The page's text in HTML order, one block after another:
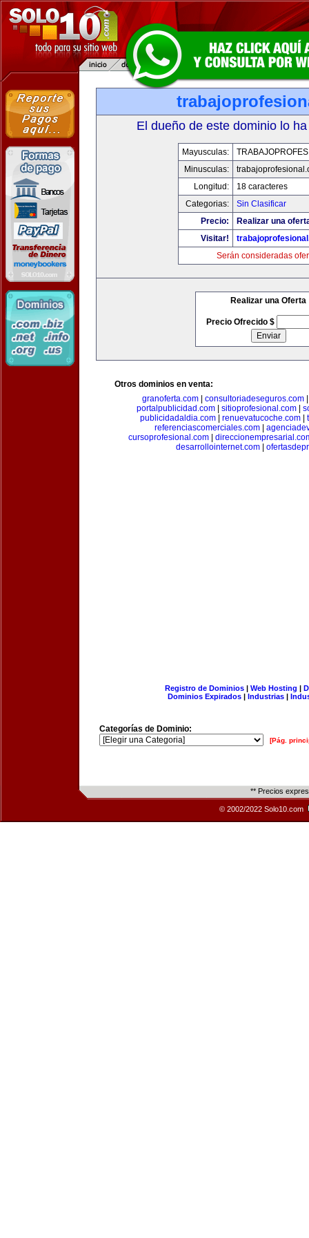
El dueño de este dominio lo
Mayusculas:
Minusculas:
Longitud:
18 caracteres
Categorias:
Sin Clasificar
Precio:
Realizar una
Visitar!
Serán consideradas
Realizar una Oferta
Precio Ofrecido $
Otros dominios en venta:
granoferta.com| consultoriadeseguros.com
portalpublicidad.com
sitioprofesional.com
publicidadaldia.com| renuevatucoche.com|
referenciascomerciales.com
cursoprofesional.com|
desarrollointernet.com
Registro de Dominios| Web Hosting |
Dominios Expirados | Industrias |
Categorías de Dominio:
[Pág.
** Precios
© 2002/2022 Solo10.com